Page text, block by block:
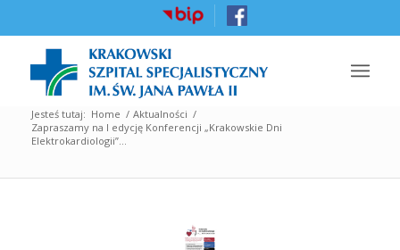
Jesteś tutaj: Home / Aktualności /
Zapraszamy na I edycję Konferencji „Krakowskie Dni
Elektrokardiologii”...